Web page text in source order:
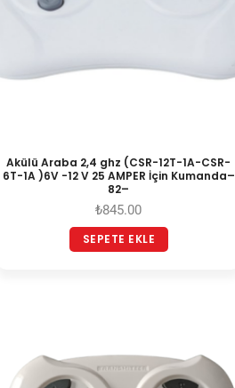
Akülü Araba 2,4 ghz (CSR-12T-1A-CSR-
6T-1A )6V -12 V 25 AMPER İçin Kumanda–
82–
₺845.00
SEPETE EKLE